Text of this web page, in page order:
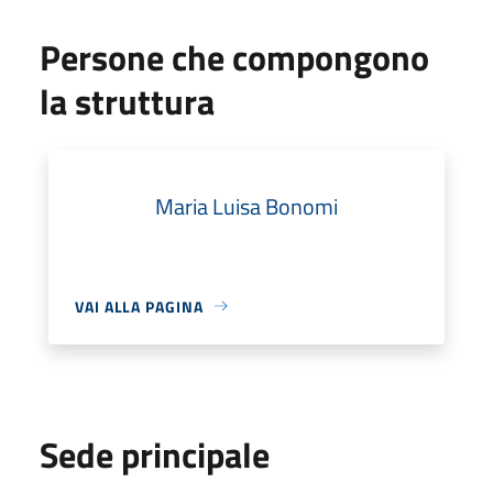
Persone che compongono
la struttura
Maria Luisa Bonomi
VAI ALLA PAGINA
Sede principale